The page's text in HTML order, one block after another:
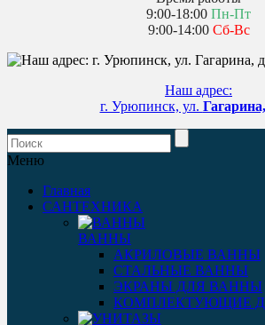
9:00-18:00 Пн-Пт
9:00-14:00 Сб-Вс
Наш адрес:
г. Урюпинск, ул.
Меню
Главная
САНТЕХНИКА
ВАННЫ
АКРИЛОВЫЕ ВАННЫ
СТАЛЬНЫЕ ВАННЫ
ЭКРАНЫ ДЛЯ ВАННЫ
КОМПЛЕКТУЮЩИЕ